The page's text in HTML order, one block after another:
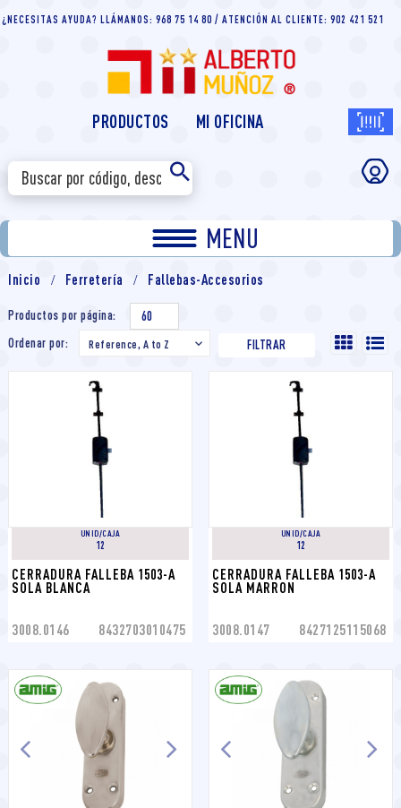
¿NECESITAS AYUDA? LLÁMANOS: 968 75 14 80 / ATENCIÓN AL CLIENTE: 902 421 521
PRODUCTOS MI OFICINA
MENU
Inicio Ferretería Fallebas-Accesorios
Productos por página:
60
Ordenar por:
Reference, A to Z  FILTRAR
UNID/CAJA
12
CERRADURA FALLEBA 1503-A
SOLA BLANCA
3008.0146 8432703010475
UNID/CAJA
12
CERRADURA FALLEBA 1503-A
SOLA MARRON
3008.0147 8427125115068